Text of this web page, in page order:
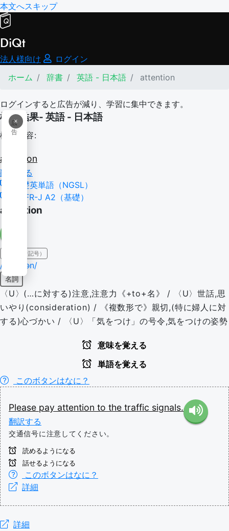
本文へスキップ
DiQt
法人様向け
ログイン
ホーム
辞書 英語 - 日本語 attention
ログインすると広告が減り、学習に集中できます。
×
広
告
検索結果- 英語 - 日本語
検索内容:
attention
翻訳する
基礎英単語（NGSL）
CEFR-J A2（基礎）
attention
IPA（発音記号）
/əˈtɛnʃən/
名詞
〈U〉(…に対する)注意,注意力《+to+名》 / 〈U〉世話,思
いやり(consideration) / 《複数形で》親切,(特に婦人に対
する)心づかい / 〈U〉「気をつけ」の号令,気をつけの姿勢
意味を覚える
単語を覚える
このボタンはなに？
Please pay attention to the traffic signals.
翻訳する
交通信号に注意してください。
読めるようになる
話せるようになる
このボタンはなに？
詳細
詳細